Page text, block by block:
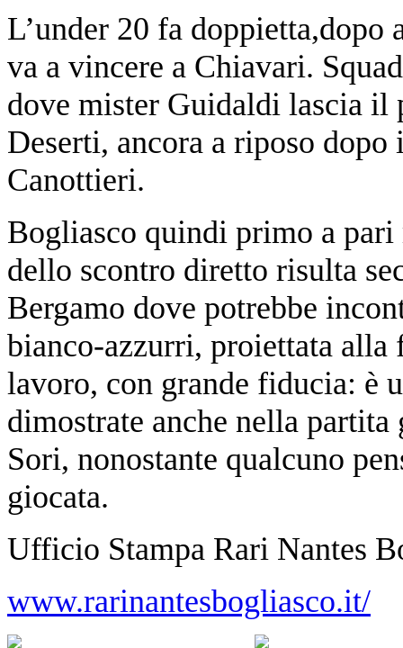
L’under 20 fa
va a vincere a Chiavari.
dove mister Guidaldi lascia il
Deserti, ancora a riposo
Canottieri.
Bogliasco quindi primo a
dello scontro diretto risulta
Bergamo dove potrebbe
bianco-azzurri, proiettata alla
lavoro, con grande fiducia: è
dimostrate anche nella
Sori, nonostante qualcuno
giocata.
Ufficio Stampa Rari Nantes
www.rarinantesbogliasco.it/